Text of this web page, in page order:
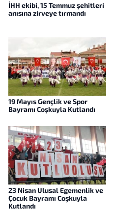
İHH ekibi, 15 Temmuz şehitleri
anısına zirveye tırmandı
19 Mayıs Gençlik ve Spor
Bayramı Coşkuyla Kutlandı
23 Nisan Ulusal Egemenlik ve
Çocuk Bayramı Coşkuyla
Kutlandı